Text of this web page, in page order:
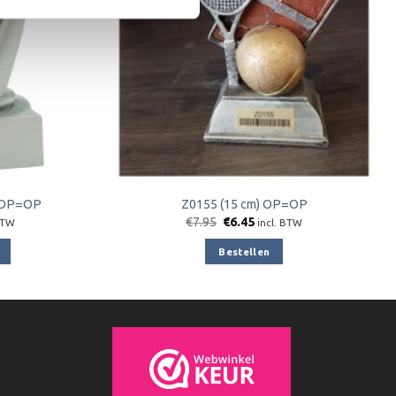
Z0155 (15 cm) OP=OP
€7.95 Oorspronkelijke
was:
€7.95.
€6.45Huidige
is:
€6.45.
incl. BTW
Bestellen